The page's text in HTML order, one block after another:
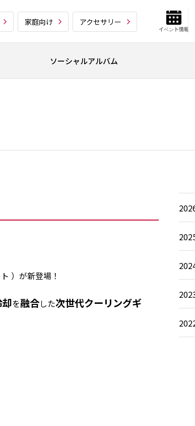
家庭向け アクセサリー
イベント情報
ソーシャルアルバム
）が新登場！
を融合した次世代クーリングギ